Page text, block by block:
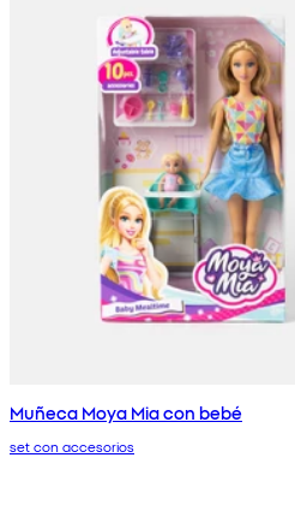
Muñeca Moya Mia con bebé
set con accesorios